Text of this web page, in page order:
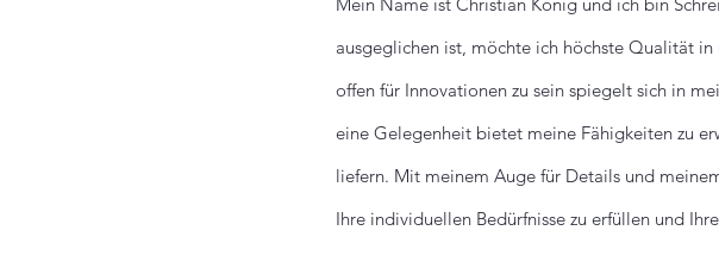
ausgeglichen ist, möchte ich höchste Qualität
offen für Innovationen zu sein spiegelt sich in
eine Gelegenheit bietet meine Fähigkeiten zu
liefern. Mit meinem Auge für Details und
Ihre individuellen Bedürfnisse zu erfüllen und